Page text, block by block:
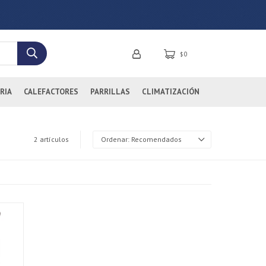
CALEFACTORES PARRILLAS CLIMATIZACIÓN
$0
2 artículos Recomendados